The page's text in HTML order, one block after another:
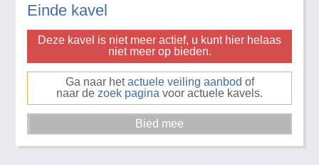
Einde kavel
Deze kavel is niet meer actief, u kunt hier helaas
niet meer op bieden.
Ga naar hetactuele veiling aanbod of
naar de zoek pagina voor actuele kavels.